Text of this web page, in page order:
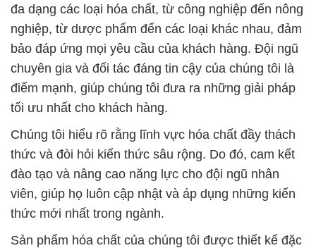
đa dạng các loại hóa chất, từ công nghiệp đến nông
nghiệp, từ dược phẩm đến các loại khác nhau, đảm
bảo đáp ứng mọi yêu cầu của khách hàng. Đội ngũ
chuyên gia và đối tác đáng tin cậy của chúng tôi là
điểm mạnh, giúp chúng tôi đưa ra những giải pháp
tối ưu nhất cho khách hàng.
Chúng tôi hiểu rõ rằng lĩnh vực hóa chất đầy thách
thức và đòi hỏi kiến thức sâu rộng. Do đó, cam kết
đào tạo và nâng cao năng lực cho đội ngũ nhân
viên, giúp họ luôn cập nhật và áp dụng những kiến
thức mới nhất trong ngành.
Sản phẩm hóa chất của chúng tôi được thiết kế đặc